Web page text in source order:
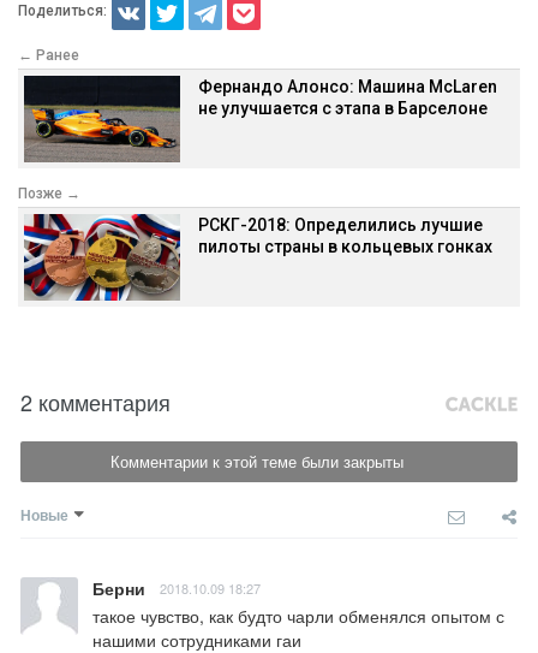
Поделиться:
← Ранее
Фернандо Алонсо: Машина McLaren
не улучшается с этапа в Барселоне
Позже →
РСКГ-2018: Определились лучшие
пилоты страны в кольцевых гонках
2 комментария
Комментарии к этой теме были закрыты
Новые
Берни 2018.10.09 18:27
такое чувство, как будто чарли обменялся опытом с
нашими сотрудниками гаи